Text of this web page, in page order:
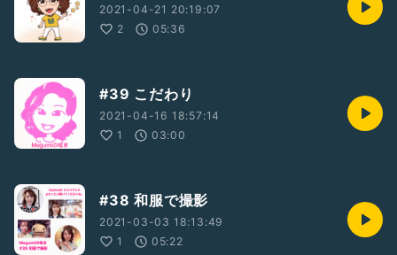
2021-04-21 20:19:07
2
05:36
#39 こだわり
2021-04-16 18:57:14
1
03:00
#38 和服で撮影
2021-03-03 18:13:49
1
05:22